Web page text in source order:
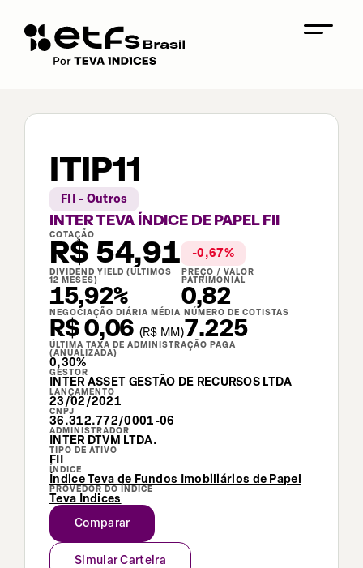
ITIP11
FII - Outros
INTER TEVA ÍNDICE DE PAPEL FII
COTAÇÃO
R$ 54,91 -0,67%
DIVIDEND YIELD (ÚLTIMOS
12 MESES)
15,92%
PREÇO / VALOR
PATRIMONIAL
0,82
NEGOCIAÇÃO DIÁRIA MÉDIA
R$ 0,06 (R$ MM)
NÚMERO DE COTISTAS
7.225
ÚLTIMA TAXA DE ADMINISTRAÇÃO PAGA
(ANUALIZADA)
0,30%
GESTOR
INTER ASSET GESTÃO DE RECURSOS LTDA
LANÇAMENTO
23/02/2021
CNPJ
36.312.772/0001-06
ADMINISTRADOR
INTER DTVM LTDA.
TIPO DE ATIVO
FII
ÍNDICE
Índice Teva de Fundos Imobiliários de Papel
PROVEDOR DO ÍNDICE
Teva Indices
Comparar
Simular Carteira